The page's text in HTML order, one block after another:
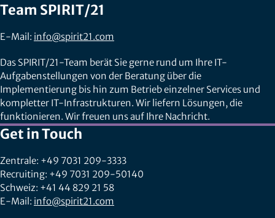
Team SPIRIT/21
E-Mail: info@spirit21.com
Das SPIRIT/21-Team berät Sie gerne rund um Ihre IT-
Aufgabenstellungen von der Beratung über die
Implementierung bis hin zum Betrieb einzelner Services und
kompletter IT-Infrastrukturen. Wir liefern Lösungen, die
funktionieren. Wir freuen uns auf Ihre Nachricht.
Get in Touch
Zentrale: +49 7031 209-3333
Recruiting: +49 7031 209-50140
Schweiz: +41 44 829 21 58
E-Mail: info@spirit21.com